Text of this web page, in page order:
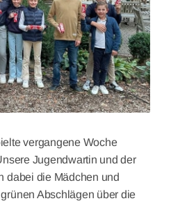
vergangene Woche
Jugendwartin und der
dabei die Mädchen und
Abschlägen über die